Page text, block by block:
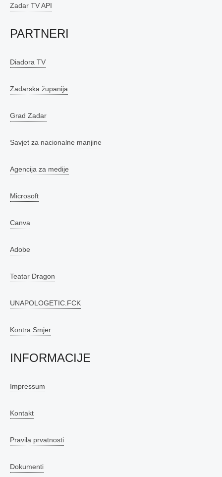
Zadar TV API
PARTNERI
Diadora TV
Zadarska županija
Grad Zadar
Savjet za nacionalne manjine
Agencija za medije
Microsoft
Canva
Adobe
Teatar Dragon
UNAPOLOGETIC.FCK
Kontra Smjer
INFORMACIJE
Impressum
Kontakt
Pravila prvatnosti
Dokumenti